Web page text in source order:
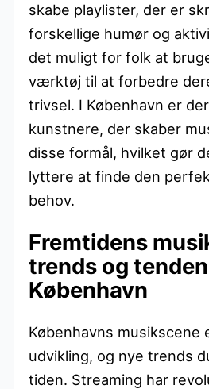
skabe playlister, der er
forskellige humør og
det muligt for folk at
værktøj til at forbedre
trivsel. I København er
kunstnere, der skaber
disse formål, hvilket gør
lyttere at finde den
behov.
Fremtidens
trends og
København
Københavns musikscene
udvikling, og nye trends
tiden. Streaming har